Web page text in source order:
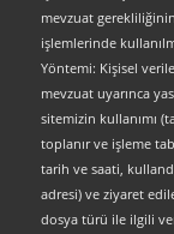
mevzuat gerekliliğinin
işlemlerinde
Yöntemi: Kişisel
mevzuat uyarınca
sitemizin kullanımı
toplanır ve işleme
tarih ve saati,
adresi) ve ziyaret
dosya türü ile ilgili